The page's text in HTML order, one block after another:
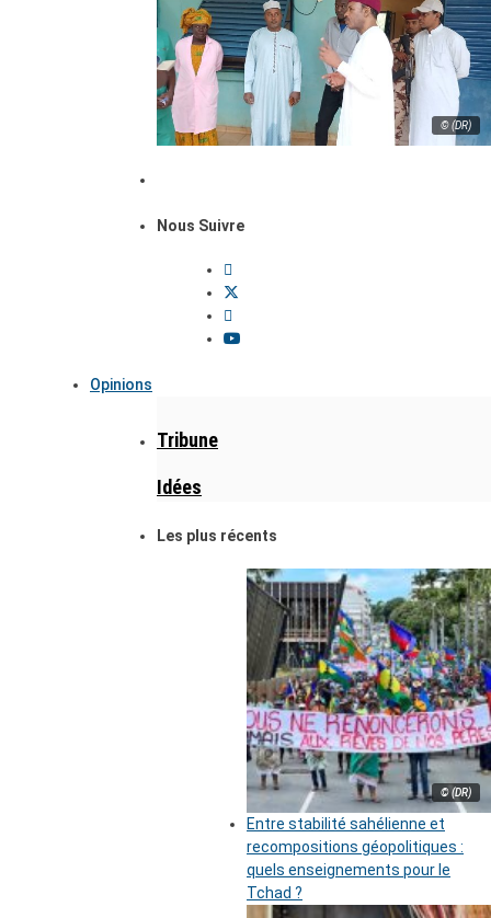
© (DR)
Nous Suivre
Opinions
Tribune
Idées
Les plus récents
© (DR)
Entre stabilité sahélienne et
recompositions géopolitiques :
quels enseignements pour le
Tchad ?